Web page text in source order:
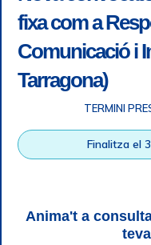
Accessibilitat |Nota
fixa com a
Comunicació i
Tarragona)
TERMINI
Finalitza el
Anima't a